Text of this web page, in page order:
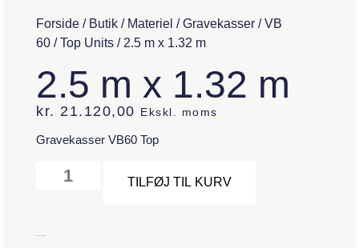
Forside / Butik / Materiel /Gravekasser /VB
60 /Top Units / 2.5 m x 1.32 m
2.5 m x 1.32 m
kr. 21.120,00 Ekskl. moms
Gravekasser VB60 Top
TILFØJ TIL KURV